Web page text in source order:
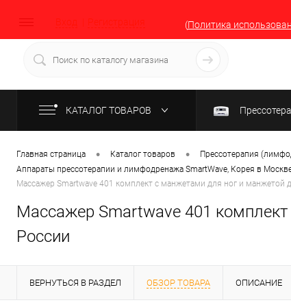
(Политика
Вход Регистрация
КАТАЛОГ ТОВАРОВ
Главная страница • Каталог товаров • Прессотерапия
Аппараты прессотерапии и лимфодренажа SmartWave, Корея в
Массажер Smartwave 401 комплект с манжетами для ног и манжетой
Массажер Smartwave 401
России
ВЕРНУТЬСЯ В РАЗДЕЛ ОБЗОР ТОВАРА ОПИСАНИЕ